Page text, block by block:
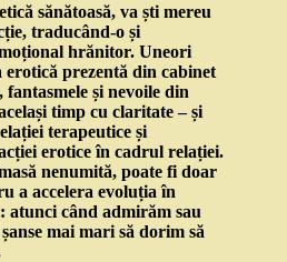
sănătoasă, va ști mereu
traducând-o și
hrănitor. Uneori
erotică prezentă din cabinet
și nevoile din
timp cu claritate – și
terapeutice și
erotice în cadrul relației.
nenumită, poate fi doar
a accelera evoluția în
atunci când admirăm sau
mai mari să dorim să